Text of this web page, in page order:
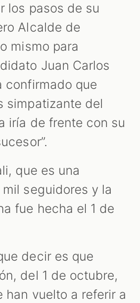
los pasos de su
Alcalde de
mismo para
Juan Carlos
confirmado que
simpatizante del
iría de frente con su
que es una
seguidores y la
fue hecha el 1 de
decir es que
del 1 de octubre,
han vuelto a referir a